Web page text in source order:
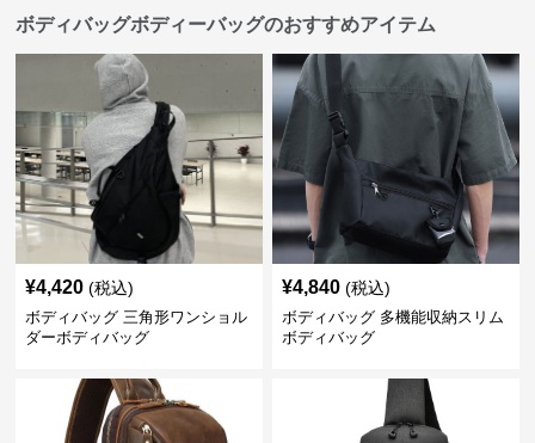
ボディバッグボディーバッグのおすすめアイテム
¥4,420 (税込)
ボディバッグ 三角形ワンショル
ダーボディバッグ
¥4,840 (税込)
ボディバッグ 多機能収納スリム
ボディバッグ